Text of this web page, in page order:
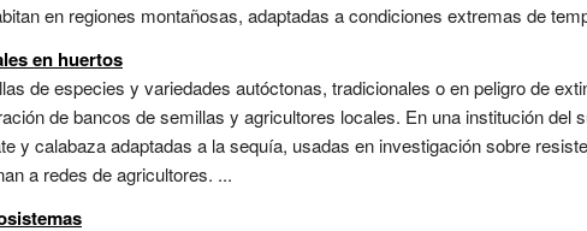
en regiones montañosas, adaptadas a condiciones extremas de
en huertos
de especies y variedades autóctonas, tradicionales o en peligro de
de bancos de semillas y agricultores locales. En una institución del
y calabaza adaptadas a la sequía, usadas en investigación sobre
a redes de agricultores. ...